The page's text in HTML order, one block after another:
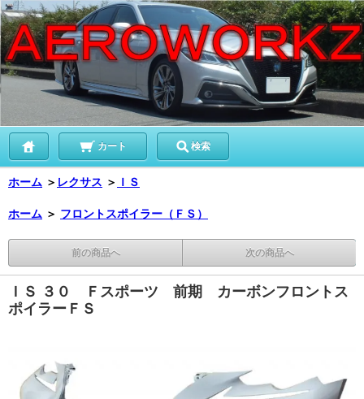
カート 検索
ホーム ＞ レクサス ＞ ＩＳ
ホーム ＞ フロントスポイラー（ＦＳ）
前の商品へ 次の商品へ
ＩＳ ３０ Ｆスポーツ 前期 カーボンフロントス
ポイラーＦＳ